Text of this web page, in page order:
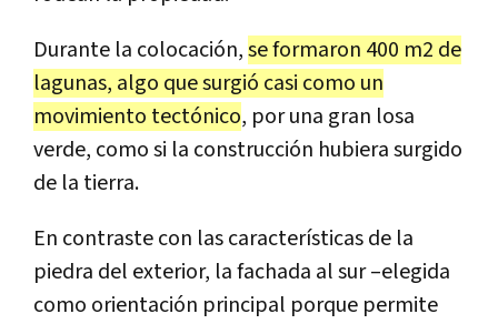
Durante la colocación,se formaron 400 m2 de
lagunas, algo que surgió casi como un
movimiento tectónico, por una gran losa
verde, como si la construcción hubiera surgido
de la tierra.
En contraste con las características de la
piedra del exterior, la fachada al sur –elegida
como orientación principal porque permite